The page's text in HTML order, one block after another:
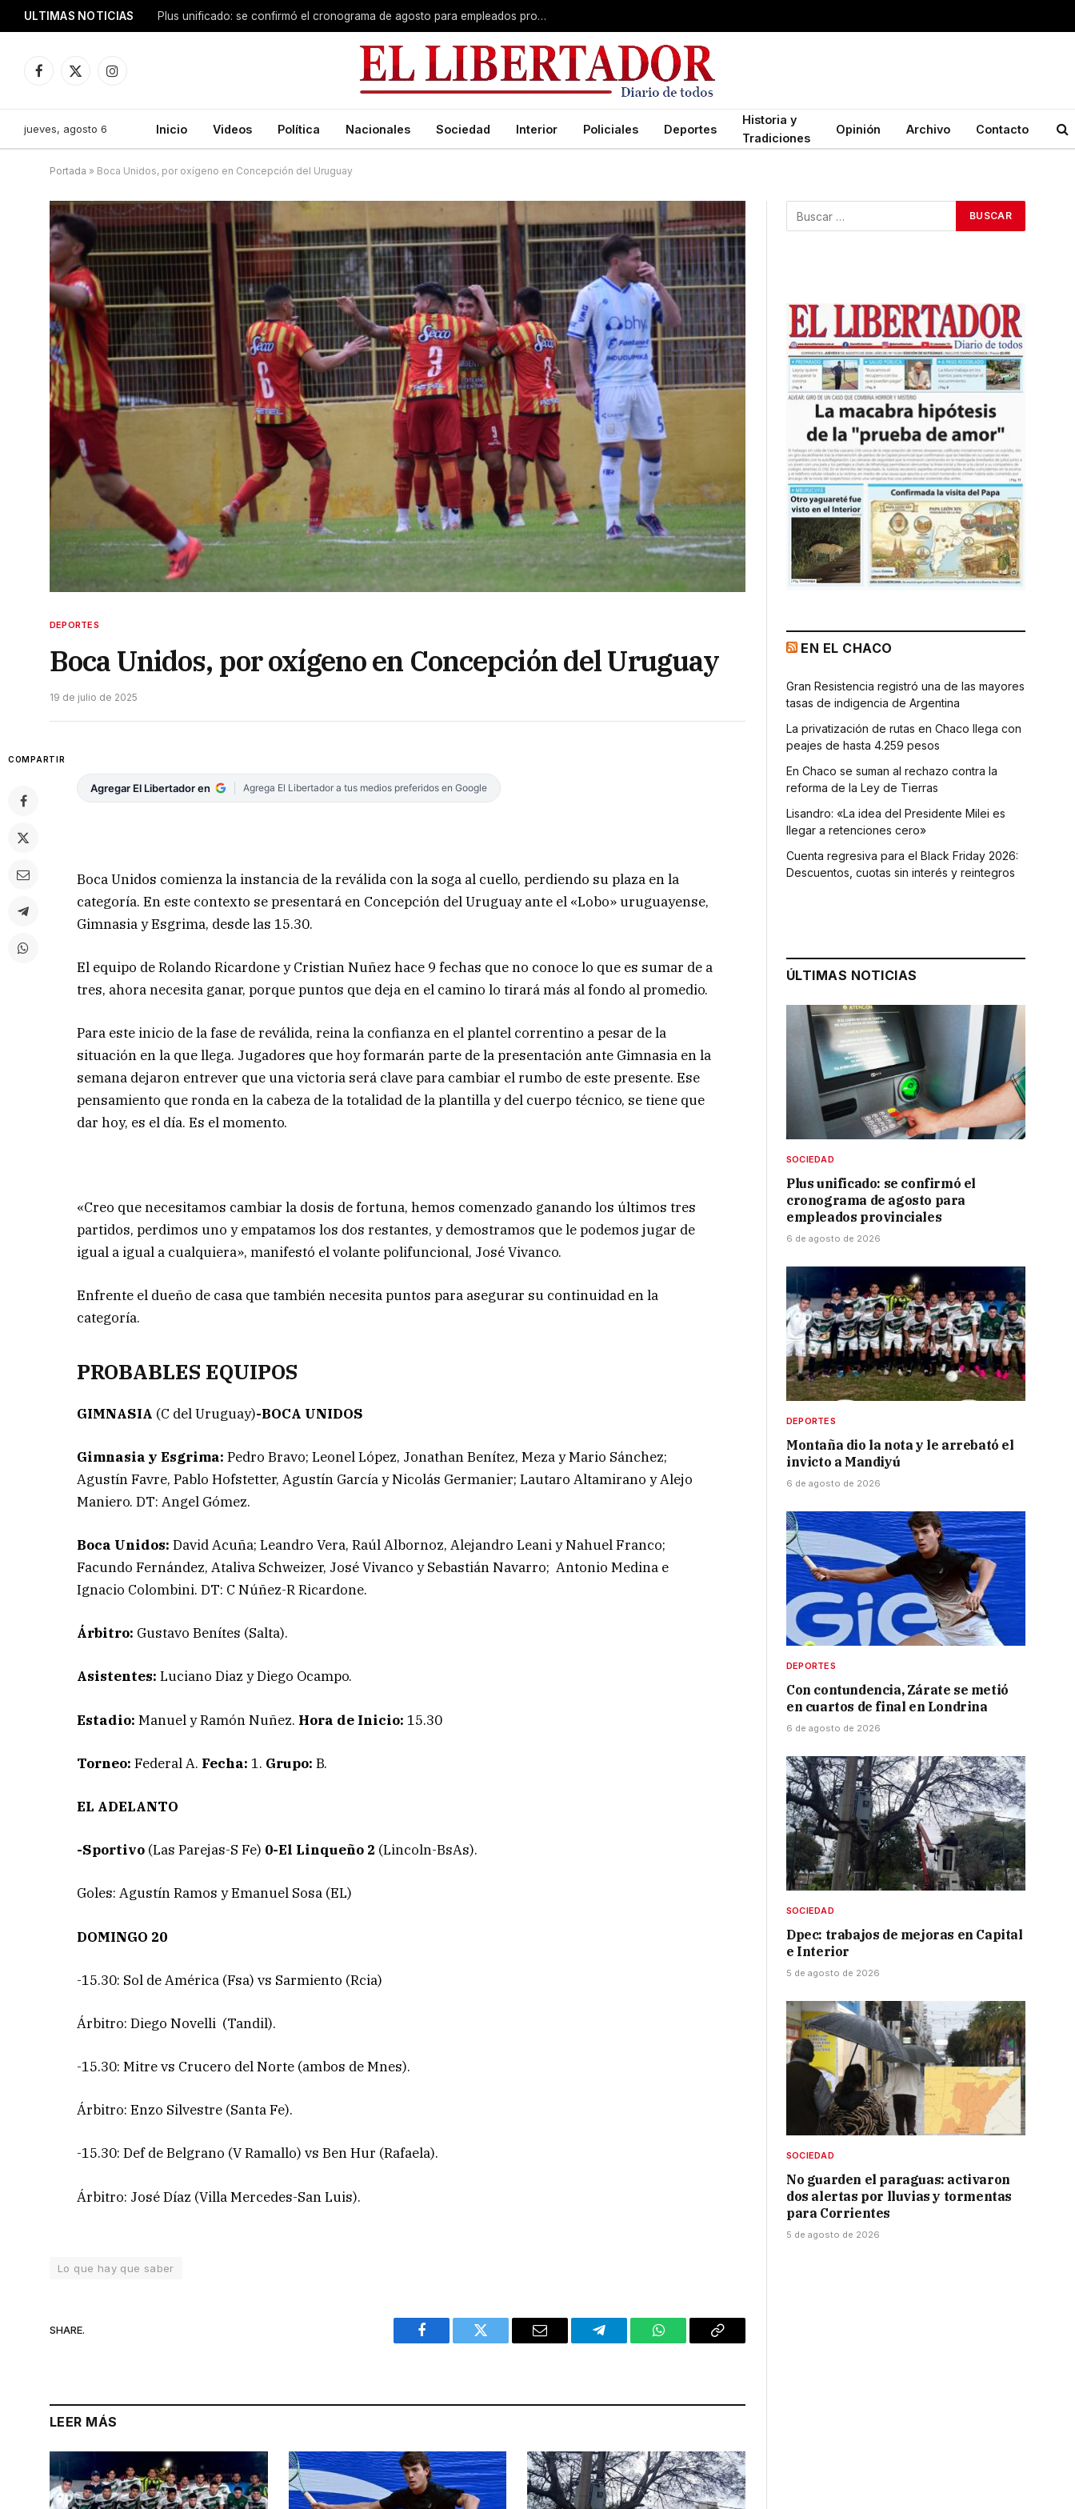
ULTIMAS NOTICIAS Plus unificado: se confirmó el cronograma de agosto para empleados provinciales
Facebook
X
Instagram
jueves, agosto 6 Inicio Videos Política Nacionales Sociedad Interior Policiales Deportes
Historia y
Tradiciones
Opinión Archivo Contacto
Portada » Boca Unidos, por oxígeno en Concepción del Uruguay
DEPORTES
Boca Unidos, por oxígeno en Concepción del Uruguay
19 de julio de 2025
COMPARTIR
Agregar El Libertador en Agrega El Libertador a tus medios preferidos en Google
Boca Unidos comienza la instancia de la reválida con la soga al cuello, perdiendo su plaza en la
categoría. En este contexto se presentará en Concepción del Uruguay ante el «Lobo» uruguayense,
Gimnasia y Esgrima, desde las 15.30.
El equipo de Rolando Ricardone y Cristian Nuñez hace 9 fechas que no conoce lo que es sumar de a
tres, ahora necesita ganar, porque puntos que deja en el camino lo tirará más al fondo al promedio.
Para este inicio de la fase de reválida, reina la confianza en el plantel correntino a pesar de la
situación en la que llega. Jugadores que hoy formarán parte de la presentación ante Gimnasia en la
semana dejaron entrever que una victoria será clave para cambiar el rumbo de este presente. Ese
pensamiento que ronda en la cabeza de la totalidad de la plantilla y del cuerpo técnico, se tiene que
dar hoy, es el día. Es el momento.
«Creo que necesitamos cambiar la dosis de fortuna, hemos comenzado ganando los últimos tres
partidos, perdimos uno y empatamos los dos restantes, y demostramos que le podemos jugar de
igual a igual a cualquiera», manifestó el volante polifuncional, José Vivanco.
Enfrente el dueño de casa que también necesita puntos para asegurar su continuidad en la
categoría.
PROBABLES EQUIPOS
GIMNASIA (C del Uruguay)-BOCA UNIDOS
Gimnasia y Esgrima:Pedro Bravo; Leonel López, Jonathan Benítez, Meza y Mario Sánchez;
Agustín Favre, Pablo Hofstetter, Agustín García y Nicolás Germanier; Lautaro Altamirano y Alejo
Maniero. DT: Angel Gómez.
Boca Unidos:David Acuña; Leandro Vera, Raúl Albornoz, Alejandro Leani y Nahuel Franco;
Facundo Fernández, Ataliva Schweizer, José Vivanco y Sebastián Navarro; Antonio Medina e
Ignacio Colombini. DT: C Núñez-R Ricardone.
Árbitro: Gustavo Benítes (Salta).
Asistentes:Luciano Diaz y Diego Ocampo.
Estadio: Manuel y Ramón Nuñez. Hora de Inicio: 15.30
Torneo: Federal A. Fecha: 1. Grupo: B.
EL ADELANTO
-Sportivo (Las Parejas-S Fe) 0-El Linqueño 2 (Lincoln-BsAs).
Goles: Agustín Ramos y Emanuel Sosa (EL)
DOMINGO 20
-15.30: Sol de América (Fsa) vs Sarmiento (Rcia)
Árbitro: Diego Novelli (Tandil).
-15.30: Mitre vs Crucero del Norte (ambos de Mnes).
Árbitro: Enzo Silvestre (Santa Fe).
-15.30: Def de Belgrano (V Ramallo) vs Ben Hur (Rafaela).
Árbitro: José Díaz (Villa Mercedes-San Luis).
Lo que hay que saber
SHARE.
Facebook Twitter Email Telegram WhatsAppCopy
LEER MÁS
EN EL CHACO
Gran Resistencia registró una de las mayores
tasas de indigencia de Argentina
La privatización de rutas en Chaco llega con
peajes de hasta 4.259 pesos
En Chaco se suman al rechazo contra la
reforma de la Ley de Tierras
Lisandro: «La idea del Presidente Milei es
llegar a retenciones cero»
Cuenta regresiva para el Black Friday 2026:
Descuentos, cuotas sin interés y reintegros
ÚLTIMAS NOTICIAS
SOCIEDAD
Plus unificado: se confirmó el
cronograma de agosto para
empleados provinciales
6 de agosto de 2026
DEPORTES
Montaña dio la nota y le arrebató el
invicto a Mandiyú
6 de agosto de 2026
DEPORTES
Con contundencia, Zárate se metió
en cuartos de final en Londrina
6 de agosto de 2026
SOCIEDAD
Dpec: trabajos de mejoras en Capital
e Interior
5 de agosto de 2026
SOCIEDAD
No guarden el paraguas: activaron
dos alertas por lluvias y tormentas
para Corrientes
5 de agosto de 2026